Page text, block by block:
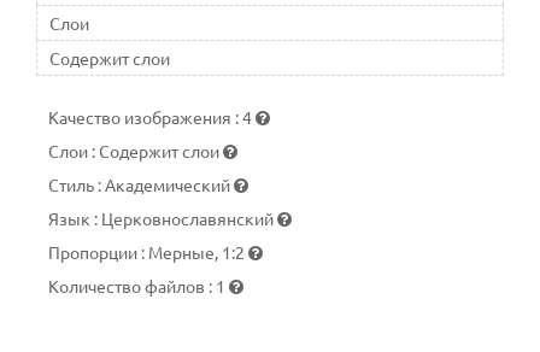
Слои
Содержит слои
Качество изображения :4
Слои :Содержит слои
Стиль : Академический
Язык : Церковнославянский
Пропорции : Мерные, 1:2
Количество файлов : 1